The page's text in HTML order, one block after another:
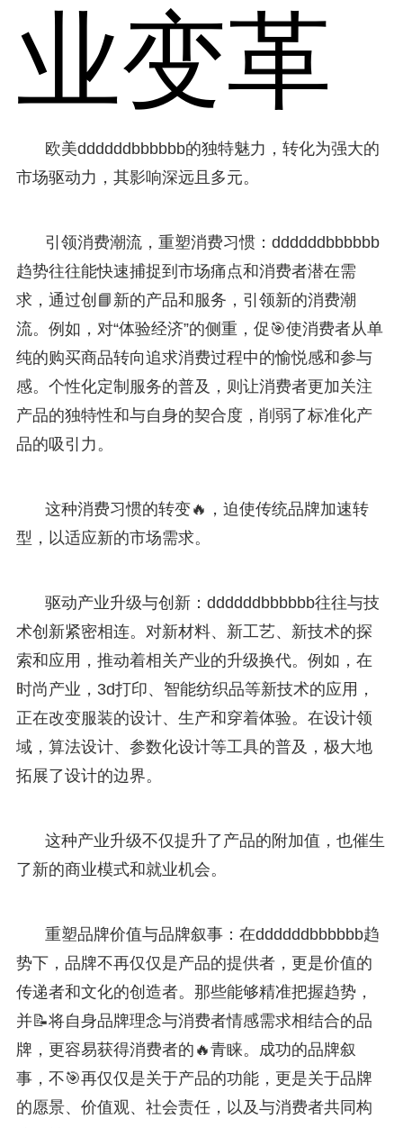
业变革
欧美ddddddbbbbbb的独特魅力，转化为强大的
市场驱动力，其影响深远且多元。
引领消费潮流，重塑消费习惯：ddddddbbbbbb
趋势往往能快速捕捉到市场痛点和消费者潜在需
求，通过创📘新的产品和服务，引领新的消费潮
流。例如，对“体验经济”的侧重，促🎯使消费者从单
纯的购买商品转向追求消费过程中的愉悦感和参与
感。个性化定制服务的普及，则让消费者更加关注
产品的独特性和与自身的契合度，削弱了标准化产
品的吸引力。
这种消费习惯的转变🔥，迫使传统品牌加速转
型，以适应新的市场需求。
驱动产业升级与创新：ddddddbbbbbb往往与技
术创新紧密相连。对新材料、新工艺、新技术的探
索和应用，推动着相关产业的升级换代。例如，在
时尚产业，3d打印、智能纺织品等新技术的应用，
正在改变服装的设计、生产和穿着体验。在设计领
域，算法设计、参数化设计等工具的普及，极大地
拓展了设计的边界。
这种产业升级不仅提升了产品的附加值，也催生
了新的商业模式和就业机会。
重塑品牌价值与品牌叙事：在ddddddbbbbbb趋
势下，品牌不再仅仅是产品的提供者，更是价值的
传递者和文化的创造者。那些能够精准把握趋势，
并📝将自身品牌理念与消费者情感需求相结合的品
牌，更容易获得消费者的🔥青睐。成功的品牌叙
事，不🎯再仅仅是关于产品的功能，更是关于品牌
的愿景、价值观、社会责任，以及与消费者共同构